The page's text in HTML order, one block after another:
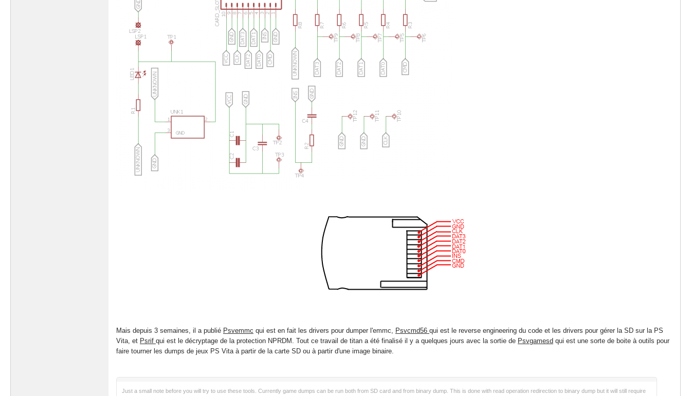
Mais depuis 3 semaines, il a publié Psvemmc qui est en fait les drivers pour dumper l'emmc, Psvcmd56 qui est le reverse engineering du code et les drivers pour gérer la SD sur la PS
Vita, et Psrif qui est le décryptage de la protection NPRDM. Tout ce travail de titan a été finalisé il y a quelques jours avec la sortie de Psvgamesd qui est une sorte de boite à outils pour
faire tourner les dumps de jeux PS Vita à partir de la carte SD ou à partir d'une image binaire.
Just a small note before you will try to use these tools. Currently game dumps can be run both from SD card and from binary dump. This is done with read operation redirection to binary dump but it will still require